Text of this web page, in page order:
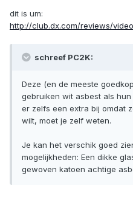
dit is um:
http://club.dx.com/reviews/
schreef PC2K:
Deze (en de meeste
gebruiken wit asbest als
er zelfs een extra bij omdat
wilt, moet je zelf weten.
Je kan het verschik goed
mogelijkheden: Een dikke
gewoven katoen achtige